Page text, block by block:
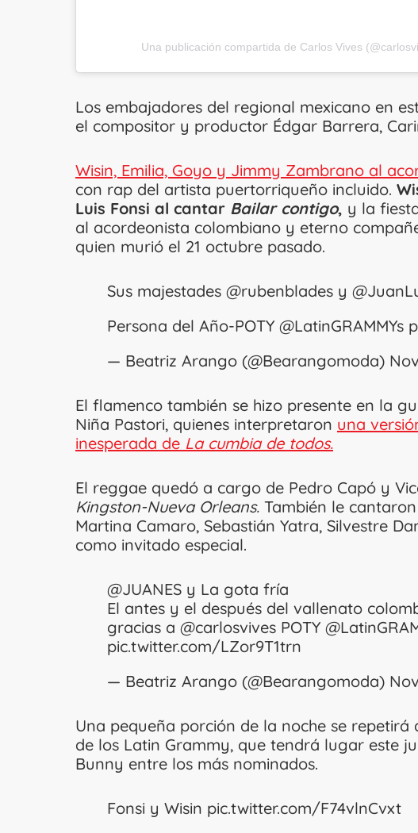
Una publicación compartida de Carlos Vives
Los embajadores del regional mexicano en
el compositor y productor Édgar Barrera,
Wisin, Emilia, Goyo y Jimmy Zambrano al
con rap del artista puertorriqueño incluido.
Luis Fonsi al cantar Bailar contigo, y la
al acordeonista colombiano y eterno
quien murió el 21 octubre pasado.
Sus majestades @rubenblades y
Persona del Año-POTY @LatinGRAMMYs
— Beatriz Arango (@Bearangomoda)
El flamenco también se hizo presente en la
Niña Pastori, quienes interpretaron una
inesperada de La cumbia de todos.
El reggae quedó a cargo de Pedro Capó y
Kingston-Nueva Orleans. También le
Martina Camaro, Sebastián Yatra, Silvestre
como invitado especial.
@JUANES y La gota fría
El antes y el después del vallenato
gracias a @carlosvives POTY
pic.twitter.com/LZor9T1trn
— Beatriz Arango (@Bearangomoda)
Una pequeña porción de la noche se
de los Latin Grammy, que tendrá lugar este
Bunny entre los más nominados.
Fonsi y Wisin pic.twitter.com/F74vlnCvxt